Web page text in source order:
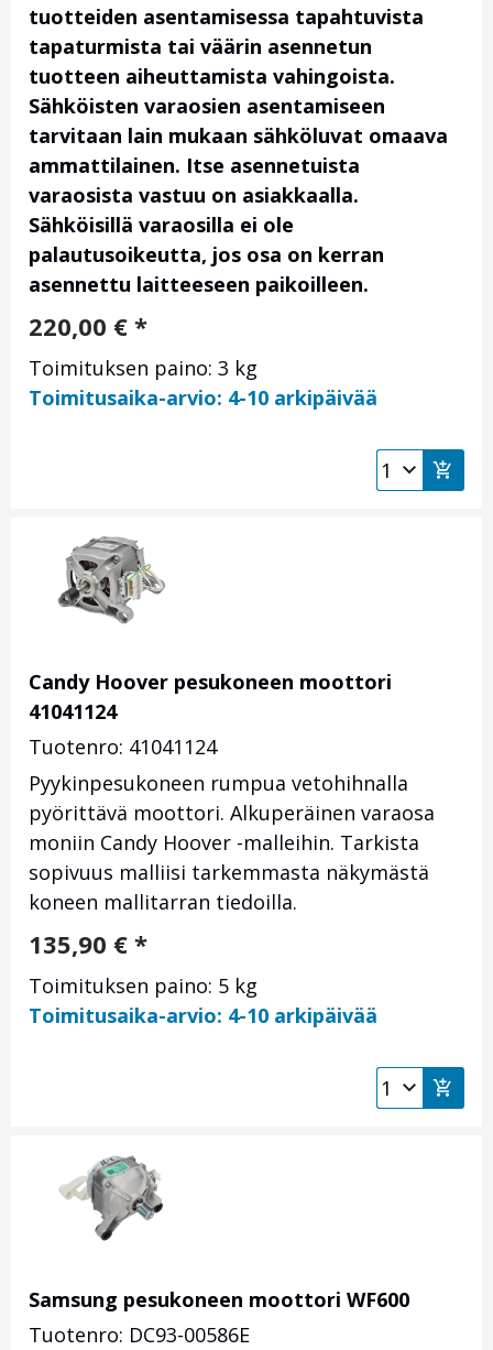
tuotteiden asentamisessa tapahtuvista
tapaturmista tai väärin asennetun
tuotteen aiheuttamista vahingoista.
Sähköisten varaosien asentamiseen
tarvitaan lain mukaan sähköluvat omaava
ammattilainen. Itse asennetuista
varaosista vastuu on asiakkaalla.
Sähköisillä varaosilla ei ole
palautusoikeutta, jos osa on kerran
asennettu laitteeseen paikoilleen.
220,00 € *
Toimituksen paino: 3 kg
Toimitusaika-arvio: 4-10 arkipäivää
Candy Hoover pesukoneen moottori
41041124
Tuotenro: 41041124
Pyykinpesukoneen rumpua vetohihnalla
pyörittävä moottori. Alkuperäinen varaosa
moniin Candy Hoover -malleihin. Tarkista
sopivuus malliisi tarkemmasta näkymästä
koneen mallitarran tiedoilla.
135,90 € *
Toimituksen paino: 5 kg
Toimitusaika-arvio: 4-10 arkipäivää
Samsung pesukoneen moottori WF600
Tuotenro: DC93-00586E